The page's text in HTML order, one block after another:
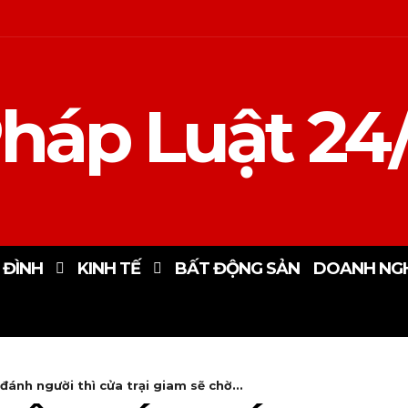
Luật
ĐÌNH KINH TẾ BẤT ĐỘNG SẢN DOANH
người thì cửa trại giam sẽ chờ...